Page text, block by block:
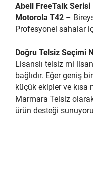
Abell FreeTalk Serisi
Motorola T42 –
Profesyonel sahalar
Doğru Telsiz Seçimi
Lisanslı telsiz mi
bağlıdır. Eğer geniş
küçük ekipler ve
Marmara Telsiz
ürün desteği